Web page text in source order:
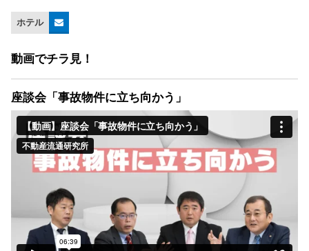
ホテル
動画でチラ見！
座談会「事故物件に立ち向かう」